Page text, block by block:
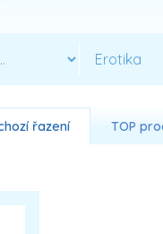
řazení TOP